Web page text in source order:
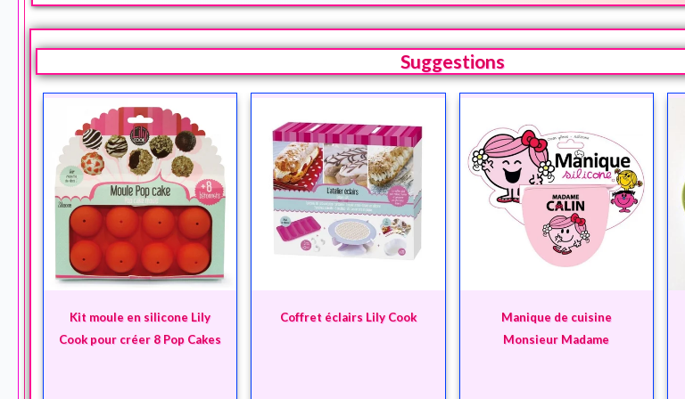
Suggestions
Kit moule en silicone Lily
Cook pour créer 8 Pop Cakes
Coffret éclairs Lily Cook
Manique de cuisine
Monsieur Madame